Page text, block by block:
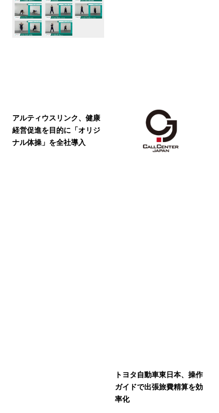
アルティウスリンク、健康
経営促進を目的に「オリジ
ナル体操」を全社導入
トヨタ自動車東日本、操作
ガイドで出張旅費精算を効
率化